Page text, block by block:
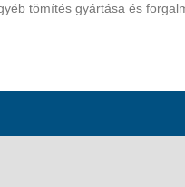
tömítés gyártása és